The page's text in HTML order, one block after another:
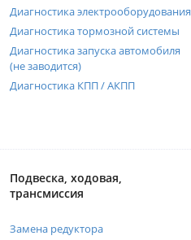
Диагностика электрооборудования
Диагностика тормозной системы
Диагностика запуска автомобиля
(не заводится)
Диагностика КПП / АКПП
Подвеска, ходовая,
трансмиссия
Замена редуктора